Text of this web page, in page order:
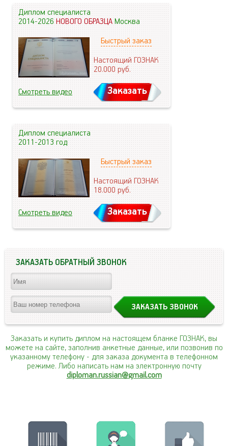
Диплом специалиста
2014-2026НОВОГО ОБРАЗЦАМосква
Быстрый заказ
Настоящий ГОЗНАК
20.000руб.
Смотреть видео Заказать
Диплом специалиста
2011-2013 год
Быстрый заказ
Настоящий ГОЗНАК
18.000руб.
Смотреть видео Заказать
ЗАКАЗАТЬ ОБРАТНЫЙ ЗВОНОК
Заказать и купить диплом на настоящем бланке ГОЗНАК, вы
можете на сайте, заполнив анкетные данные, или позвонив по
указанному телефону - для заказа документа в телефонном
режиме. Либо написать нам на электронную почту
diploman.russian@gmail.com